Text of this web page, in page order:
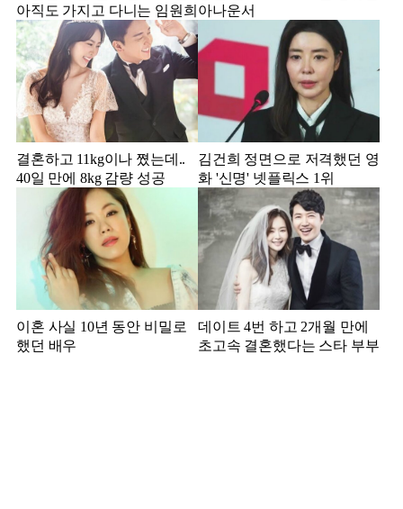
아직도 가지고 다니는 임원희 아나운서
결혼하고 11kg이나 쪘는데..
40일 만에 8kg 감량 성공
김건희 정면으로 저격했던 영
화 '신명' 넷플릭스 1위
이혼 사실 10년 동안 비밀로
했던 배우
데이트 4번 하고 2개월 만에
초고속 결혼했다는 스타 부부